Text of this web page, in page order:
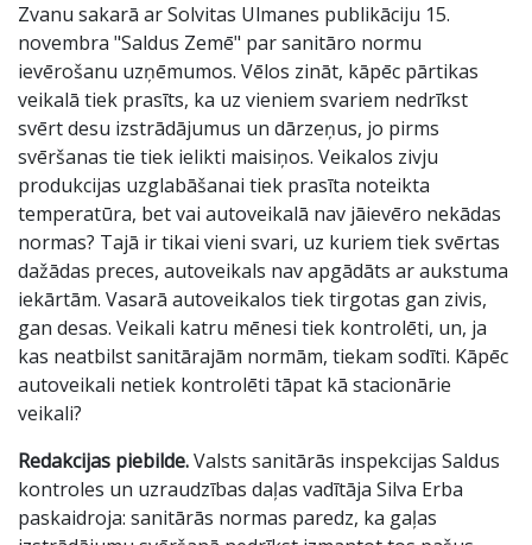
Zvanu sakarā ar Solvitas Ulmanes publikāciju 15.
novembra "Saldus Zemē" par sanitāro normu
ievērošanu uzņēmumos. Vēlos zināt, kāpēc pārtikas
veikalā tiek prasīts, ka uz vieniem svariem nedrīkst
svērt desu izstrādājumus un dārzeņus, jo pirms
svēršanas tie tiek ielikti maisiņos. Veikalos zivju
produkcijas uzglabāšanai tiek prasīta noteikta
temperatūra, bet vai autoveikalā nav jāievēro nekādas
normas? Tajā ir tikai vieni svari, uz kuriem tiek svērtas
dažādas preces, autoveikals nav apgādāts ar aukstuma
iekārtām. Vasarā autoveikalos tiek tirgotas gan zivis,
gan desas. Veikali katru mēnesi tiek kontrolēti, un, ja
kas neatbilst sanitārajām normām, tiekam sodīti. Kāpēc
autoveikali netiek kontrolēti tāpat kā stacionārie
veikali?
Redakcijas piebilde.Valsts sanitārās inspekcijas Saldus
kontroles un uzraudzības daļas vadītāja Silva Erba
paskaidroja: sanitārās normas paredz, ka gaļas